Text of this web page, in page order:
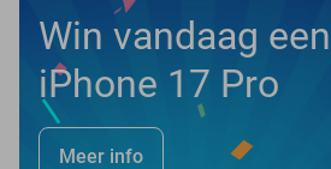
Win vandaag
iPhone 17 Pro
Meer info